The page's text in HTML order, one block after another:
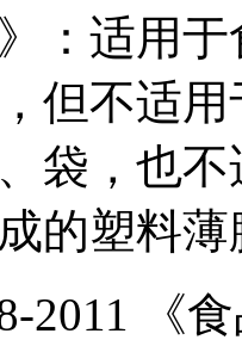
：适用
但不适
袋，也
的塑料
2011 《